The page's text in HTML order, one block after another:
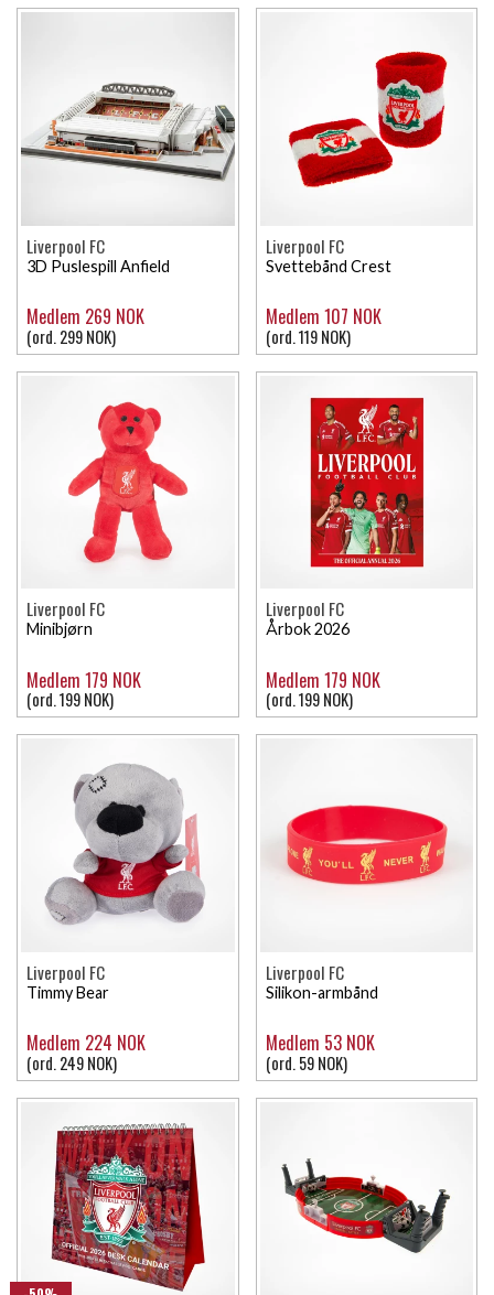
Liverpool FC
3D Puslespill Anfield
Medlem 269 NOK
(ord. 299 NOK)
Liverpool FC
Svettebånd Crest
Medlem 107 NOK
(ord. 119 NOK)
Liverpool FC
Minibjørn
Medlem 179 NOK
(ord. 199 NOK)
Liverpool FC
Årbok 2026
Medlem 179 NOK
(ord. 199 NOK)
Liverpool FC
Timmy Bear
Medlem 224 NOK
(ord. 249 NOK)
Liverpool FC
Silikon-armbånd
Medlem 53 NOK
(ord. 59 NOK)